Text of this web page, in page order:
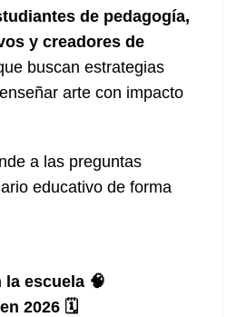
de pedagogía,
y creadores de
buscan estrategias
arte con impacto
a las preguntas
educativo de forma
la escuela 🧠
2026 🗓️